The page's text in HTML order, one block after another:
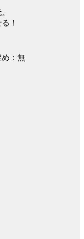
！
め：無